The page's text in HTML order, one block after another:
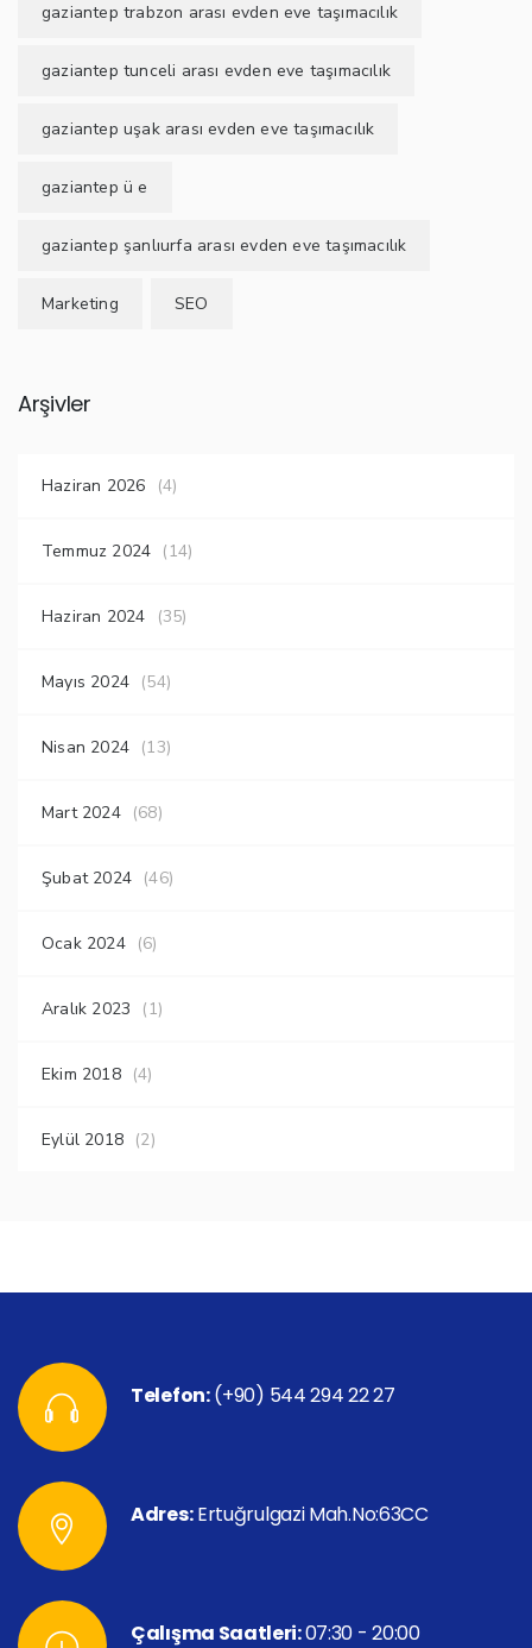
gaziantep trabzon arası evden eve taşımacılık
gaziantep tunceli arası evden eve taşımacılık
gaziantep uşak arası evden eve taşımacılık
gaziantep ü e
gaziantep şanlıurfa arası evden eve taşımacılık
Marketing SEO
Arşivler
Haziran 2026 (4)
Temmuz 2024 (14)
Haziran 2024 (35)
Mayıs 2024 (54)
Nisan 2024 (13)
Mart 2024 (68)
Şubat 2024 (46)
Ocak 2024 (6)
Aralık 2023 (1)
Ekim 2018 (4)
Eylül 2018 (2)
Telefon:(+90) 544 294 22 27
Adres:Ertuğrulgazi Mah.No:63CC
Çalışma Saatleri:07:30 - 20:00